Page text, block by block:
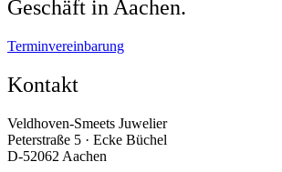
Geschäft in Aachen.
Terminvereinbarung
Kontakt
Veldhoven-Smeets Juwelier
Peterstraße 5 · Ecke Büchel
D-52062 Aachen